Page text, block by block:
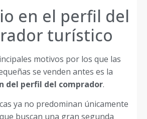
en el perfil del
turístico
motivos por los que las
se venden antes es la
del perfil del comprador.
ya no predominan únicamente
buscan una gran segunda